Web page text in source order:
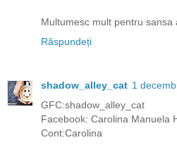
Multumesc mult pentru sansa
Răspundeți
shadow_alley_cat 1
GFC:shadow_alley_cat
Facebook: Carolina Manuela
Cont:Carolina